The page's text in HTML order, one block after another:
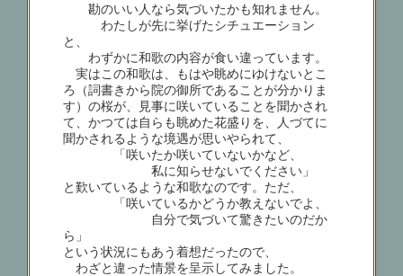
勘のいい人なら気づいたかも知れません。
わたしが先に挙げたシチュエーション
と、
わずかに和歌の内容が食い違っています。
実はこの和歌は、もはや眺めにゆけないとこ
ろ（詞書きから院の御所であることが分かりま
す）の桜が、見事に咲いていることを聞かされ
て、かつては自らも眺めた花盛りを、人づてに
聞かされるような境遇が思いやられて、
「咲いたか咲いていないかなど、
私に知らせないでください」
と歎いているような和歌なのです。ただ、
「咲いているかどうか教えないでよ、
自分で気づいて驚きたいのだか
ら」
という状況にもあう着想だったので、
わざと違った情景を呈示してみました。